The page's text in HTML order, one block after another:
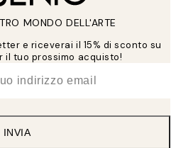
MONDO DELL'ARTE
e riceverai il 15% di sconto su
il tuo prossimo acquisto!
INVIA